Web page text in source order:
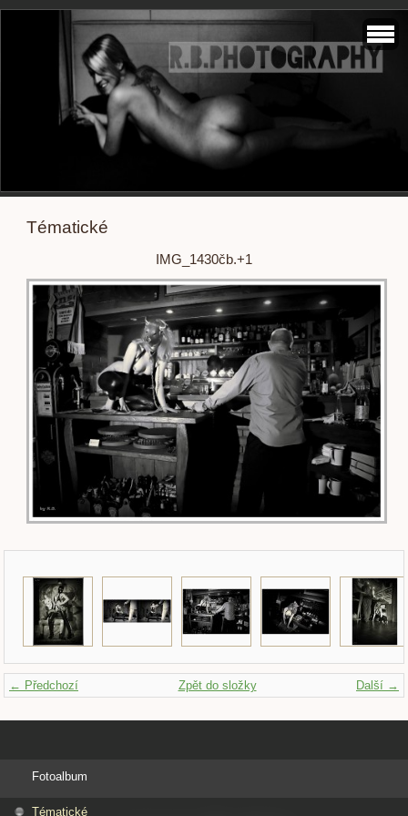
Tématické
IMG_1430čb.+1
← Předchozí Další →
Zpět do složky
Fotoalbum
Tématické